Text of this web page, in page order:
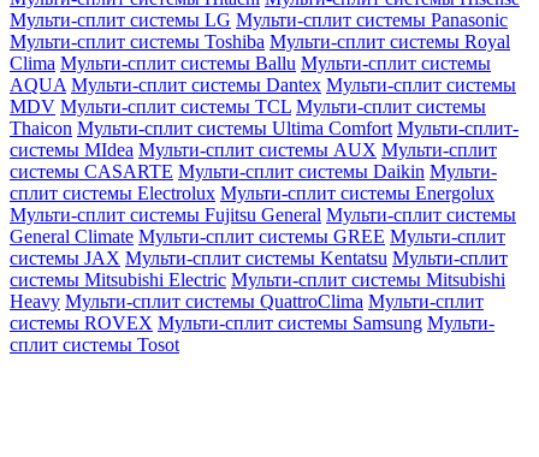
Мульти-сплит системы LG Мульти-сплит системы Panasonic
Мульти-сплит системы Toshiba Мульти-сплит системы Royal
Clima Мульти-сплит системы Ballu Мульти-сплит системы
AQUA Мульти-сплит системы Dantex Мульти-сплит системы
MDV Мульти-сплит системы TCL Мульти-сплит системы
Thaicon Мульти-сплит системы Ultima Comfort Мульти-сплит-
системы MIdea Мульти-сплит системы AUX Мульти-сплит
системы CASARTE Мульти-сплит системы Daikin Мульти-
сплит системы Electrolux Мульти-сплит системы Energolux
Мульти-сплит системы Fujitsu General Мульти-сплит системы
General Climate Мульти-сплит системы GREE Мульти-сплит
системы JAX Мульти-сплит системы Kentatsu Мульти-сплит
системы Mitsubishi Electric Мульти-сплит системы Mitsubishi
Heavy Мульти-сплит системы QuattroClima Мульти-сплит
системы ROVEX Мульти-сплит системы Samsung Мульти-
сплит системы Tosot